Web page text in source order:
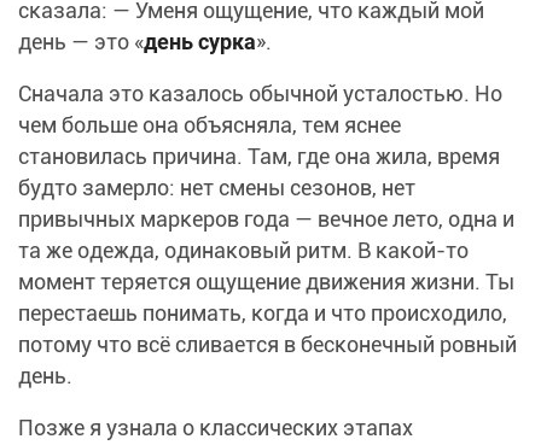
сказала: — Уменя ощущение, что каждый мой
день — это «день сурка».
Сначала это казалось обычной усталостью. Но
чем больше она объясняла, тем яснее
становилась причина. Там, где она жила, время
будто замерло: нет смены сезонов, нет
привычных маркеров года — вечное лето, одна и
та же одежда, одинаковый ритм. В какой-то
момент теряется ощущение движения жизни. Ты
перестаешь понимать, когда и что происходило,
потому что всё сливается в бесконечный ровный
день.
Позже я узнала о классических этапах